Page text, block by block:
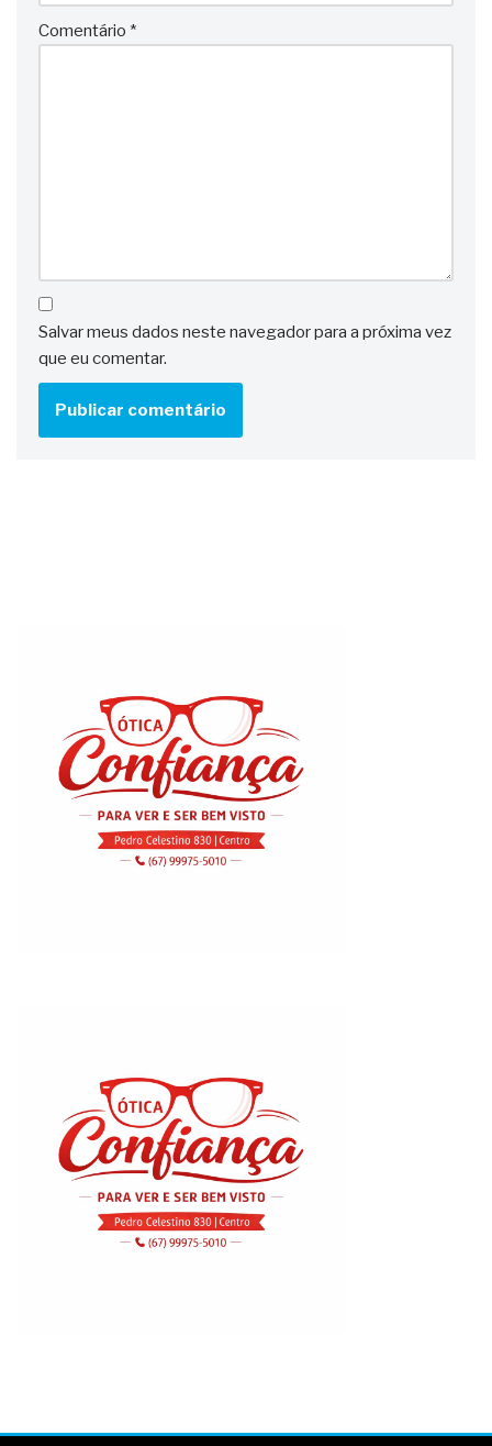
Comentário *
Salvar meus dados neste navegador para a próxima vez
que eu comentar.